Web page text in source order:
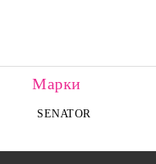
Марки
SENATOR